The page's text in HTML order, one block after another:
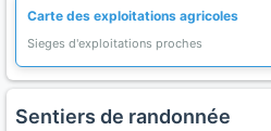
Carte des exploitations agricoles
Sieges d'exploitations proches
Sentiers de randonnée